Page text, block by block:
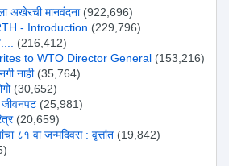
अखेरची मानवंदना (922,696)
- Introduction (229,796)
(216,412)
to WTO Director General (153,216)
नाही (35,764)
(30,652)
जीवनपट (25,981)
(20,659)
८१ वा जन्मदिवस : वृत्तांत (19,842)